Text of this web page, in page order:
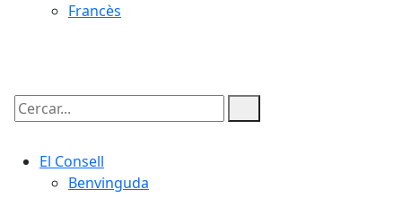
Francès
Cercar:
El Consell
Benvinguda